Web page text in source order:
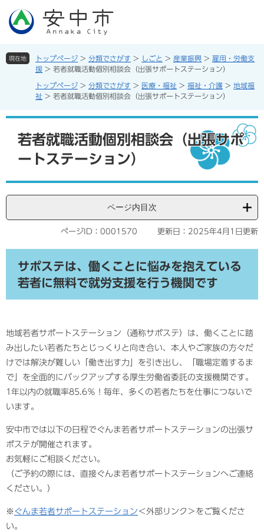
先
を
本
現在地 トップページ > 分類でさがす > しごと > 産業振興 > 雇用・労働支
援 > 若者就職活動個別相談会（出張サポートステーション）
トップページ > 分類でさがす > 医療・福祉 > 福祉・介護 > 地域福
祉 > 若者就職活動個別相談会（出張サポートステーション）
若者就職活動個別相談会（出張サポ
ートステーション）
ページ内目次
ページID：0001570 更新日：2025年4月1日更新
サポステは、働くことに悩みを抱えている
若者に無料で就労支援を行う機関です
地域若者サポートステーション（通称サポステ）は、働くことに踏
み出したい若者たちとじっくりと向き合い、本人やご家族の方々だ
けでは解決が難しい「働き出す力」を引き出し、「職場定着するま
で」を全面的にバックアップする厚生労働省委託の支援機関です。
1年以内の就職率85.6％！毎年、多くの若者たちを仕事につないで
います。
安中市では以下の日程でぐんま若者サポートステーションの出張サ
ポステが開催されます。
お気軽にご相談ください。
（ご予約の際には、直接ぐんま若者サポートステーションへご連絡
ください。）
※ ぐんま若者サポートステーション ＜外部リンク＞ をご覧くださ
い。